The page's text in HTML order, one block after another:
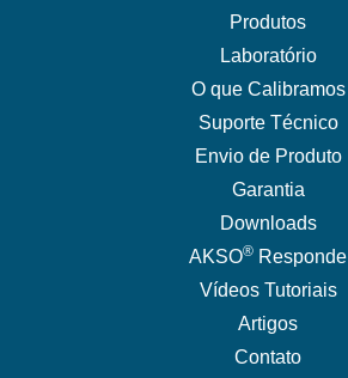
Produtos
Laboratório
O que Calibramos
Suporte Técnico
Envio de Produto
Garantia
Downloads
AKSO® Responde
Vídeos Tutoriais
Artigos
Contato